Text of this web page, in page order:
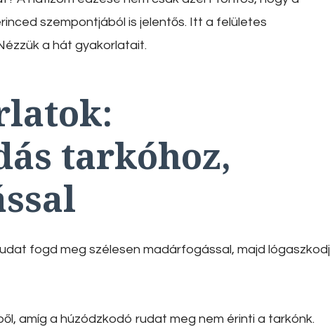
szempontjából is jelentős. Itt a felületes
a hát gyakorlatait.
tarkóhoz,
fogd meg szélesen madárfogással, majd lógaszkodj
amíg a húzódzkodó rudat meg nem érinti a tarkónk.